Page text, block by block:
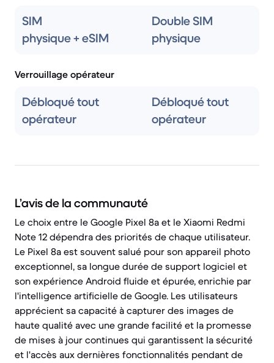
SIM
physique + eSIM
Double SIM
physique
Verrouillage opérateur
Débloqué tout
opérateur
Débloqué tout
opérateur
L’avis de la communauté
Le choix entre le Google Pixel 8a et le Xiaomi Redmi
Note 12 dépendra des priorités de chaque utilisateur.
Le Pixel 8a est souvent salué pour son appareil photo
exceptionnel, sa longue durée de support logiciel et
son expérience Android fluide et épurée, enrichie par
l'intelligence artificielle de Google. Les utilisateurs
apprécient sa capacité à capturer des images de
haute qualité avec une grande facilité et la promesse
de mises à jour continues qui garantissent la sécurité
et l'accès aux dernières fonctionnalités pendant de